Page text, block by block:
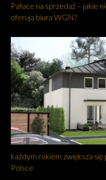
Pałace na sprzedaż – jakie
oferują biura WGN?
każdym rokiem zwiększa
Polsce